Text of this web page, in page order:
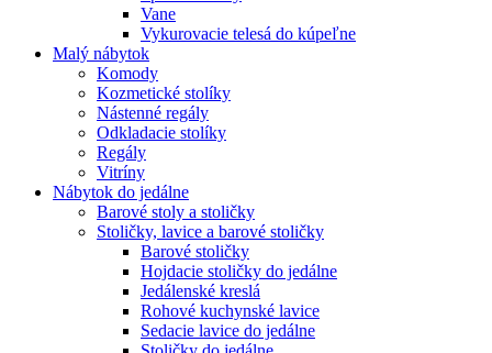
Vane
Vykurovacie telesá do kúpeľne
Malý nábytok
Komody
Kozmetické stolíky
Nástenné regály
Odkladacie stolíky
Regály
Vitríny
Nábytok do jedálne
Barové stoly a stoličky
Stoličky, lavice a barové stoličky
Barové stoličky
Hojdacie stoličky do jedálne
Jedálenské kreslá
Rohové kuchynské lavice
Sedacie lavice do jedálne